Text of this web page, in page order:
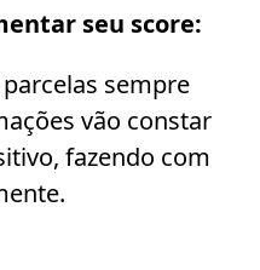
seu score:
sempre
vão constar
fazendo com